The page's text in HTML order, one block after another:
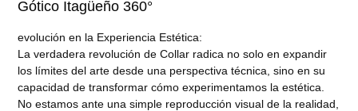
Gótico Itagüeño 360°
evolución en la Experiencia Estética:
La verdadera revolución de Collar radica no solo en expandir
los límites del arte desde una perspectiva técnica, sino en su
capacidad de transformar cómo experimentamos la estética.
No estamos ante una simple reproducción visual de la realidad,